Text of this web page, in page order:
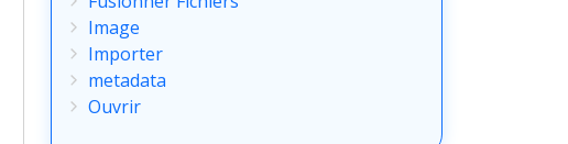
Image
Importer
metadata
Ouvrir